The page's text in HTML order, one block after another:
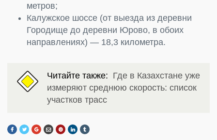
метров;
Калужское шоссе (от выезда из деревни
Городище до деревни Юрово, в обоих
направлениях) — 18,3 километра.
Читайте также: Где в Казахстане уже
измеряют среднюю скорость: список
участков трасс